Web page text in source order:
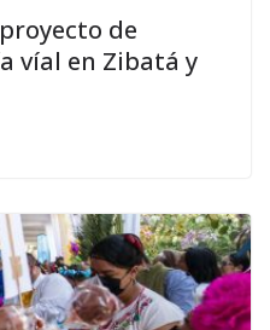
de
víal en Zibatá y